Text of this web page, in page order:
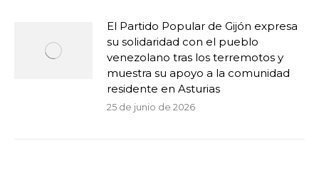
El Partido Popular de Gijón expresa
su solidaridad con el pueblo
venezolano tras los terremotos y
muestra su apoyo a la comunidad
residente en Asturias
25 de junio de 2026